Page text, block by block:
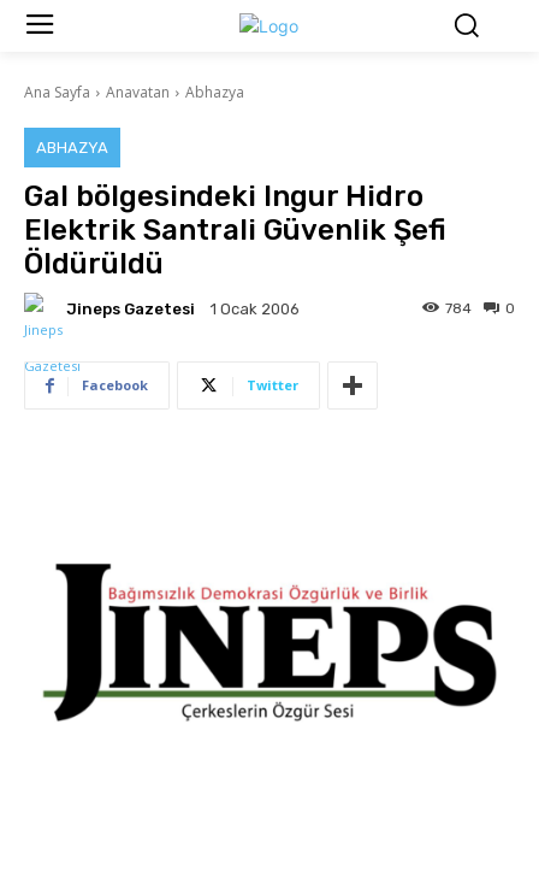
Ana Sayfa Anavatan Abhazya
ABHAZYA
Gal bölgesindeki Ingur Hidro
Elektrik Santrali Güvenlik Şefi
Öldürüldü
Jineps Gazetesi 1 Ocak 2006 0
784
Facebook Twitter